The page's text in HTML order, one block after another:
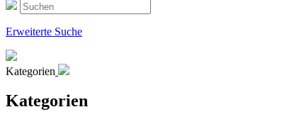
Erweiterte Suche
Kategorien
Kategorien